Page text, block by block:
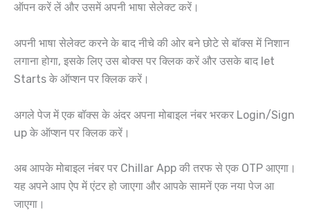
ऑपन करें लें और उसमें अपनी भाषा सेलेक्ट करें।
अपनी भाषा सेलेक्ट करने के बाद नीचे की ओर बने छोटे से बॉक्स में निशान
लगाना होगा, इसके लिए उस बोक्स पर क्लिक करें और उसके बाद let
Starts के ऑप्शन पर क्लिक करें।
अगले पेज में एक बॉक्स के अंदर अपना मोबाइल नंबर भरकर Login/Sign
up के ऑप्शन पर क्लिक करें।
अब आपके मोबाइल नंबर पर Chillar App की तरफ से एक OTP आएगा।
यह अपने आप ऐप में एंटर हो जाएगा और आपके सामनें एक नया पेज आ
जाएगा।